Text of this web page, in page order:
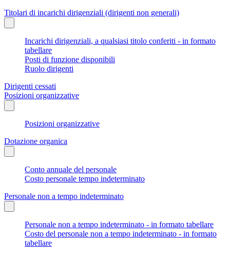
Titolari di incarichi dirigenziali (dirigenti non generali)
Incarichi dirigenziali, a qualsiasi titolo conferiti - in formato
tabellare
Posti di funzione disponibili
Ruolo dirigenti
Dirigenti cessati
Posizioni organizzative
Posizioni organizzative
Dotazione organica
Conto annuale del personale
Costo personale tempo indeterminato
Personale non a tempo indeterminato
Personale non a tempo indeterminato - in formato tabellare
Costo del personale non a tempo indeterminato - in formato
tabellare